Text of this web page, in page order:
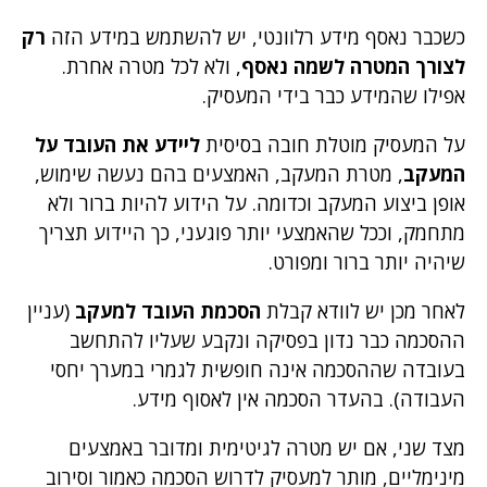
כשכבר נאסף מידע רלוונטי, יש להשתמש במידע הזה רק
לצורך המטרה לשמה נאסף, ולא לכל מטרה אחרת.
אפילו שהמידע כבר בידי המעסיק.
על המעסיק מוטלת חובה בסיסית ליידע את העובד על
המעקב, מטרת המעקב, האמצעים בהם נעשה שימוש,
אופן ביצוע המעקב וכדומה. על הידוע להיות ברור ולא
מתחמק, וככל שהאמצעי יותר פוגעני, כך היידוע תצריך
שיהיה יותר ברור ומפורט.
לאחר מכן יש לוודא קבלת הסכמת העובד למעקב (עניין
ההסכמה כבר נדון בפסיקה ונקבע שעליו להתחשב
בעובדה שההסכמה אינה חופשית לגמרי במערך יחסי
העבודה). בהעדר הסכמה אין לאסוף מידע.
מצד שני, אם יש מטרה לגיטימית ומדובר באמצעים
מינימליים, מותר למעסיק לדרוש הסכמה כאמור וסירוב